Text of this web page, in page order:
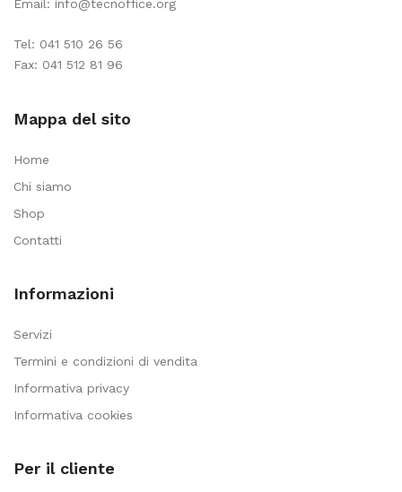
Email: info@tecnoffice.org
Tel: 041 510 26 56
Fax: 041 512 81 96
Mappa del sito
Home
Chi siamo
Shop
Contatti
Informazioni
Servizi
Termini e condizioni di vendita
Informativa privacy
Informativa cookies
Per il cliente